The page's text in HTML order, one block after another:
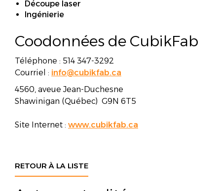
Découpe laser
Ingénierie
Coodonnées de CubikFab
Téléphone : 514 347-3292
Courriel : info@cubikfab.ca
4560, aveue Jean-Duchesne
Shawinigan (Québec) G9N 6T5
Site Internet : www.cubikfab.ca
RETOUR À LA LISTE